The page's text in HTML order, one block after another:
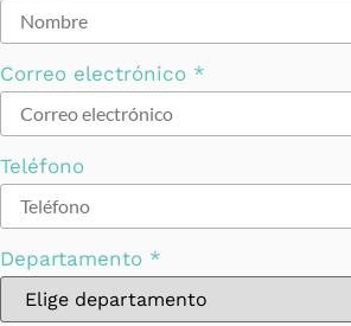
Correo electrónico *
Teléfono
Departamento *